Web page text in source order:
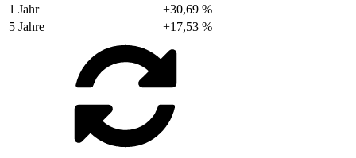
1 Jahr
+30,69 %
5 Jahre
+17,53 %